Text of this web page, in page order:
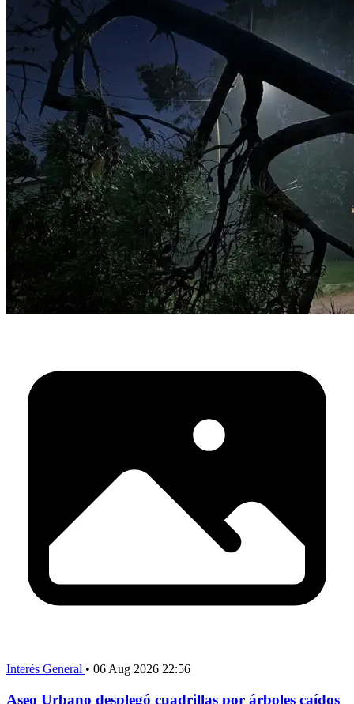
Interés General • 06 Aug 2026 22:56
Aseo Urbano desplegó cuadrillas por árboles caídos